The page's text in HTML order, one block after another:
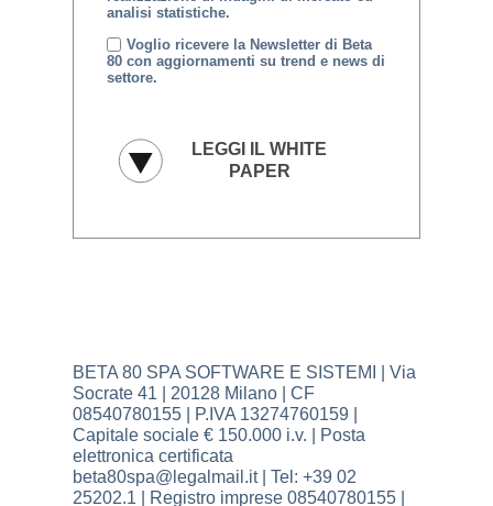
analisi statistiche.
Voglio ricevere la Newsletter di Beta
80 con aggiornamenti su trend e news di
settore.
BETA 80 SPA SOFTWARE E SISTEMI | Via
Socrate 41 | 20128 Milano | CF
08540780155 | P.IVA 13274760159 |
Capitale sociale € 150.000 i.v. | Posta
elettronica certificata
beta80spa@legalmail.it | Tel: +39 02
25202.1 | Registro imprese 08540780155 |